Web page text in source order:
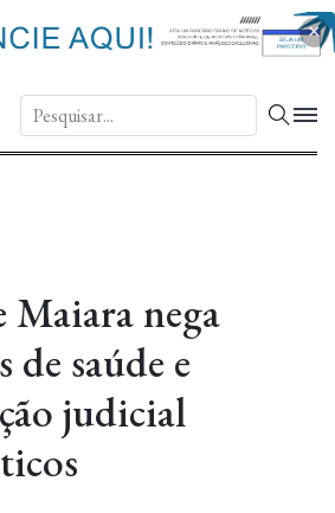
×
DN.
Maiara nega
de saúde e
judicial